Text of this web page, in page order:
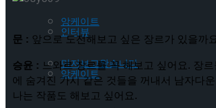
앙케이트
먼저보고왔습니다
인터뷰
앙케이트
문 : 앞으로 도전해보고 싶은 장르가 있을까
승윤 : 느와르 장르를 꼭 해보고 싶어요. 장
에 숨겨진 가시 같은 것들을 꺼내서 남자다
나는 작품도 해보고 싶어요.